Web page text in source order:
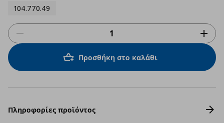
104.770.49
Προσθήκη στο καλάθι
Πληροφορίες προϊόντος